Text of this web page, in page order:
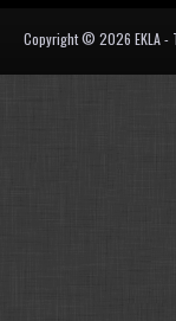
Copyright © 2026 EKLA -